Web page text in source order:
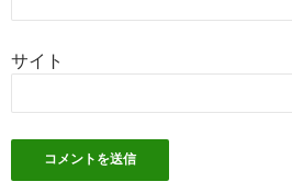
サイト